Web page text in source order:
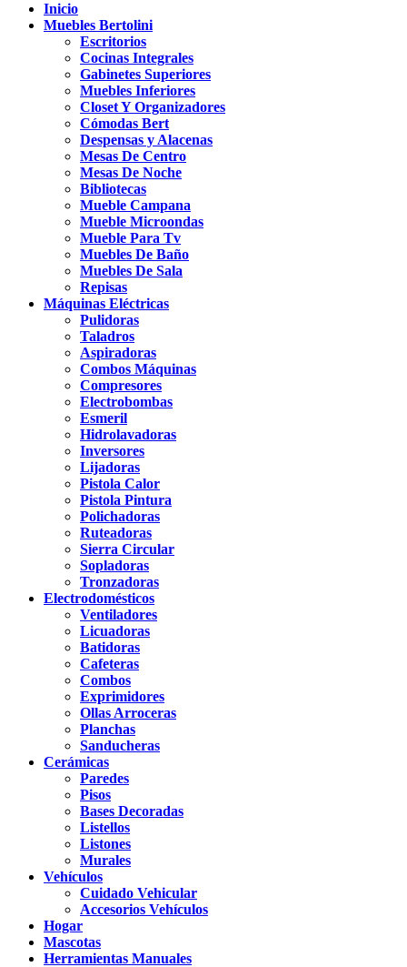
Inicio
Muebles Bertolini
Escritorios
Cocinas Integrales
Gabinetes Superiores
Muebles Inferiores
Closet Y Organizadores
Cómodas Bert
Despensas y Alacenas
Mesas De Centro
Mesas De Noche
Bibliotecas
Mueble Campana
Mueble Microondas
Mueble Para Tv
Muebles De Baño
Muebles De Sala
Repisas
Máquinas Eléctricas
Pulidoras
Taladros
Aspiradoras
Combos Máquinas
Compresores
Electrobombas
Esmeril
Hidrolavadoras
Inversores
Lijadoras
Pistola Calor
Pistola Pintura
Polichadoras
Ruteadoras
Sierra Circular
Sopladoras
Tronzadoras
Electrodomésticos
Ventiladores
Licuadoras
Batidoras
Cafeteras
Combos
Exprimidores
Ollas Arroceras
Planchas
Sanducheras
Cerámicas
Paredes
Pisos
Bases Decoradas
Listellos
Listones
Murales
Vehículos
Cuidado Vehicular
Accesorios Vehículos
Hogar
Mascotas
Herramientas Manuales